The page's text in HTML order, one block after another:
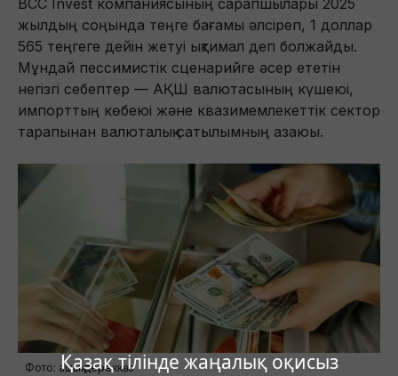
Қазақ тілінде жаңалық оқисыз
BCC Invest компаниясының сарапшылары 2025
жылдың соңында теңге бағамы әлсіреп, 1 доллар
565 теңгеге дейін жетуі ықтимал деп болжайды.
Мұндай пессимистік сценарийге әсер ететін
негізгі себептер — АҚШ валютасының күшеюі,
импорттың көбеюі және квазимемлекеттік сектор
тарапынан валюталық сатылымның азаюы.
Фото: ашық дереккөз